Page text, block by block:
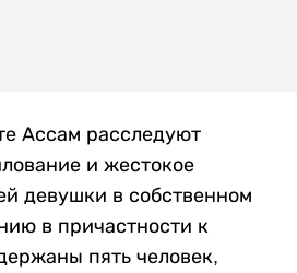
Ассам расследуют
и жестокое
девушки в собственном
в причастности к
пять человек,